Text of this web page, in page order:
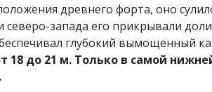
древнего форта, оно
северо-запада его прикрывали
глубокий вымощенный
18 до 21 м. Только в самой